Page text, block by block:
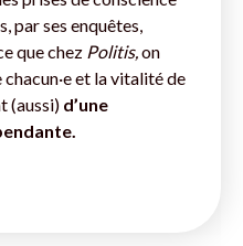
par ses enquêtes,
que chez Politis, on
chacun·e et la vitalité de
(aussi) d’une